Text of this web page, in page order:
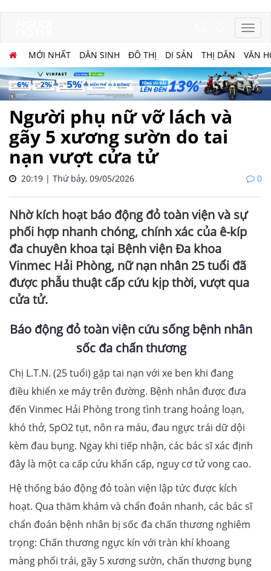
MỚI NHẤT DÂN SINH ĐÔ THỊ DI SẢN THỊ DÂN VĂN
Người phụ nữ vỡ lách và
gãy 5 xương sườn do tai
nạn vượt cửa tử
20:19 | Thứ bảy, 09/05/2026 0
Nhờ kích hoạt báo động đỏ toàn viện và sự
phối hợp nhanh chóng, chính xác của ê-kíp
đa chuyên khoa tại Bệnh viện Đa khoa
Vinmec Hải Phòng, nữ nạn nhân 25 tuổi đã
được phẫu thuật cấp cứu kịp thời, vượt qua
cửa tử.
Báo động đỏ toàn viện cứu sống bệnh nhân
sốc đa chấn thương
Chị L.T.N. (25 tuổi) gặp tai nạn với xe ben khi đang
điều khiển xe máy trên đường. Bệnh nhân được đưa
đến Vinmec Hải Phòng trong tình trang hoảng loạn,
khó thở, SpO2 tụt, nôn ra máu, đau ngực trái dữ dội
kèm đau bụng. Ngay khi tiếp nhận, các bác sĩ xác định
đây là một ca cấp cứu khẩn cấp, nguy cơ tử vong cao.
Hệ thống báo động đỏ toàn viện lập tức được kích
hoạt. Qua thăm khám và chẩn đoán nhanh, các bác sĩ
chẩn đoán bệnh nhân bị sốc đa chấn thương nghiêm
trọng: Chấn thương ngực kín với tràn khí khoang
màng phổi trái, gãy 5 xương sườn, chấn thương bụng